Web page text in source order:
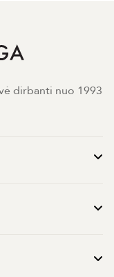
dirbanti nuo 1993